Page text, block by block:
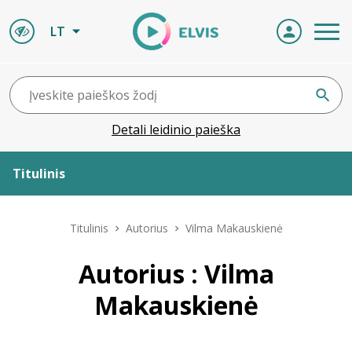
LT
Detali leidinio paieška
Titulinis
ELVIS atvyksta
Titulinis Autorius Vilma Makauskienė
Autorius : Vilma
Makauskienė